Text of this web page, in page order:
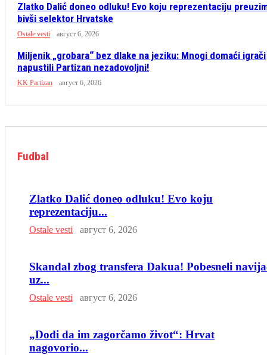
Zlatko Dalić doneo odluku! Evo koju reprezentaciju
bivši selektor Hrvatske
Ostale vesti август 6, 2026
Miljenik „grobara“ bez dlake na jeziku: Mnogi domaći igrači
napustili Partizan nezadovoljni!
KK Partizan август 6, 2026
Fudbal
Zlatko Dalić doneo odluku! Evo koju
reprezentaciju...
Ostale vesti август 6, 2026
Skandal zbog transfera Dakua! Pobesneli
uz...
Ostale vesti август 6, 2026
„Dođi da im zagorčamo život“: Hrvat
nagovorio...